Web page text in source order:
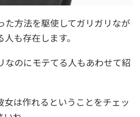
た方法を駆使してガリガリなが
も存在します。
なのにモテてる人もあわせて紹
女は作れるということをチェッ